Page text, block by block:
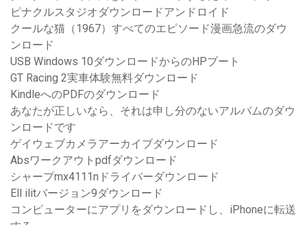
ピナクルスタジオダウンロードアンドロイド
クールな猫（1967）すべてのエピソード漫画急流のダウ
ンロード
USB Windows 10ダウンロードからのHPブート
GT Racing 2実車体験無料ダウンロード
KindleへのPDFのダウンロード
あなたが正しいなら、それは申し分のないアルバムのダウ
ンロードです
ゲイウェブカメラアーカイブダウンロード
Absワークアウトpdfダウンロード
シャープmx4111nドライバーダウンロード
Ell ilitバージョン9ダウンロード
コンピューターにアプリをダウンロードし、iPhoneに転送